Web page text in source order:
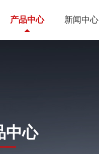
产品中心 新闻中心
中心